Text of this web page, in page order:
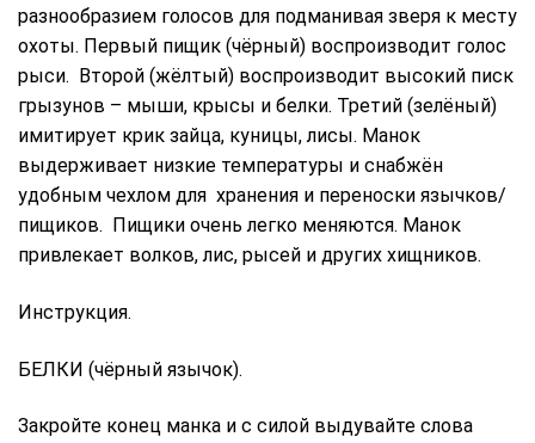
разнообразием голосов для подманивая зверя к месту
охоты. Первый пищик (чёрный) воспроизводит голос
рыси. Второй (жёлтый) воспроизводит высокий писк
грызунов – мыши, крысы и белки. Третий (зелёный)
имитирует крик зайца, куницы, лисы. Манок
выдерживает низкие температуры и снабжён
удобным чехлом для хранения и переноски язычков/
пищиков. Пищики очень легко меняются. Манок
привлекает волков, лис, рысей и других хищников.
Инструкция.
БЕЛКИ (чёрный язычок).
Закройте конец манка и с силой выдувайте слова